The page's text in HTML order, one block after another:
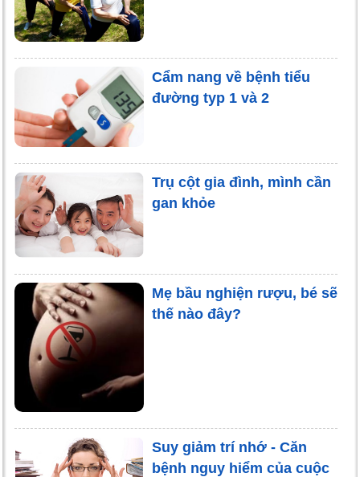
Cẩm nang về bệnh tiểu
đường typ 1 và 2
Trụ cột gia đình, mình cần
gan khỏe
Mẹ bầu nghiện rượu, bé sẽ
thế nào đây?
Suy giảm trí nhớ - Căn
bệnh nguy hiểm của cuộc